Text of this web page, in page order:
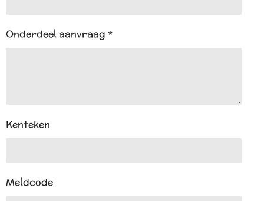
Onderdeel aanvraag *
Kenteken
Meldcode